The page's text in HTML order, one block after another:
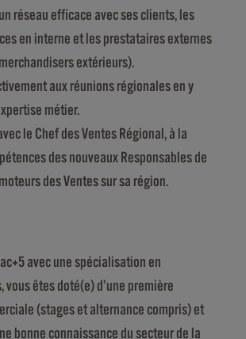
réseau efficace avec ses clients, les
en interne et les prestataires externes
extérieurs).
aux réunions régionales en y
métier.
le Chef des Ventes Régional, à la
des nouveaux Responsables de
des Ventes sur sa région.
avec une spécialisation en
vous êtes doté(e) d’une première
(stages et alternance compris) et
bonne connaissance du secteur de la